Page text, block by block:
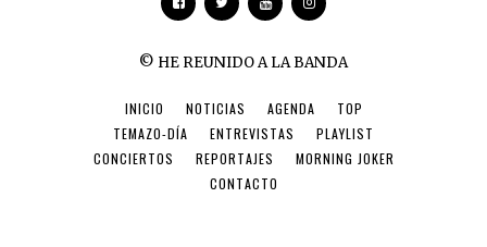
© HE REUNIDO A LA BANDA
INICIO NOTICIAS AGENDA
TOP
TEMAZO-DÍA
ENTREVISTAS
PLAYLIST
CONCIERTOS
REPORTAJES
MORNING JOKER
CONTACTO